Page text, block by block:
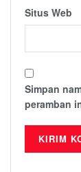
Situs Web
Simpan
peramban